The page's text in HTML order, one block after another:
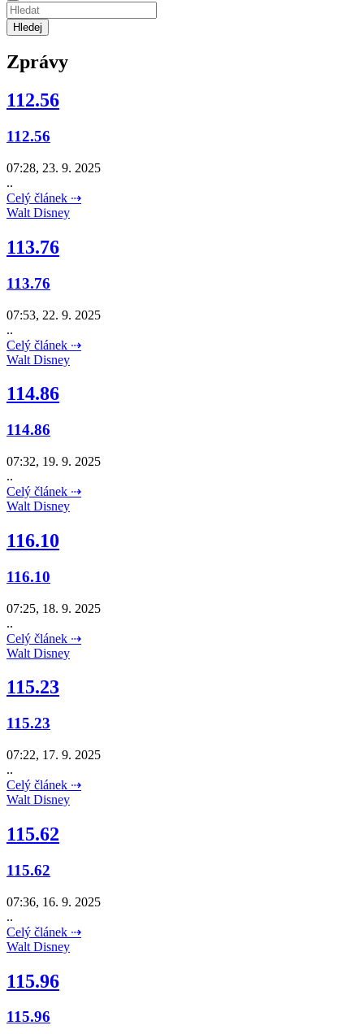
Hledej
Zprávy
112.56
112.56
07:28, 23. 9. 2025
..
Celý článek ⇢
Walt Disney
113.76
113.76
07:53, 22. 9. 2025
..
Celý článek ⇢
Walt Disney
114.86
114.86
07:32, 19. 9. 2025
..
Celý článek ⇢
Walt Disney
116.10
116.10
07:25, 18. 9. 2025
..
Celý článek ⇢
Walt Disney
115.23
115.23
07:22, 17. 9. 2025
..
Celý článek ⇢
Walt Disney
115.62
115.62
07:36, 16. 9. 2025
..
Celý článek ⇢
Walt Disney
115.96
115.96